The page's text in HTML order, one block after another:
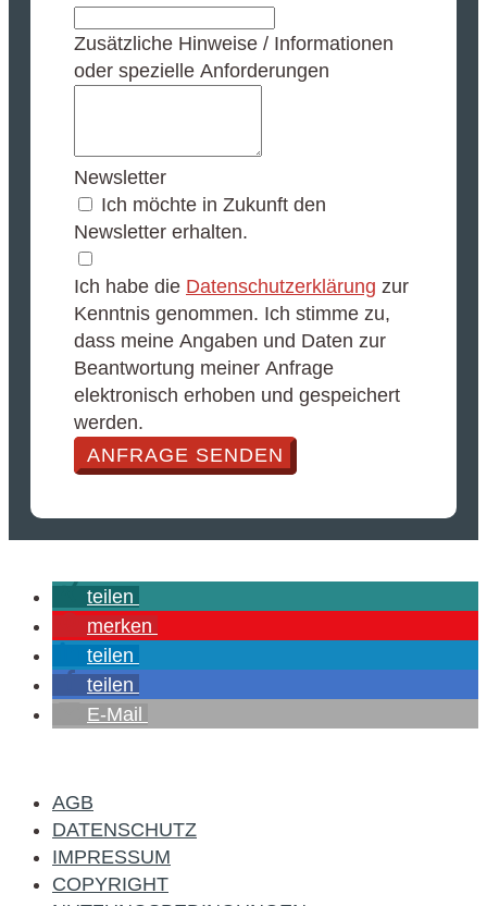
Zusätzliche Hinweise / Informationen
oder spezielle Anforderungen
Newsletter
Ich möchte in Zukunft den
Newsletter erhalten.
Ich habe die Datenschutzerklärung zur
Kenntnis genommen. Ich stimme zu,
dass meine Angaben und Daten zur
Beantwortung meiner Anfrage
elektronisch erhoben und gespeichert
werden.
ANFRAGE SENDEN
teilen
merken
teilen
teilen
E-Mail
AGB
DATENSCHUTZ
IMPRESSUM
COPYRIGHT